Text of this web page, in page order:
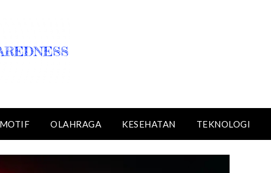
OLAHRAGA KESEHATAN TEKNOLOGI